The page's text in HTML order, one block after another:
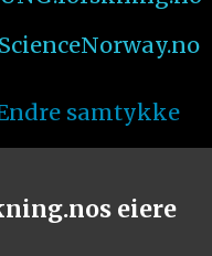
samtykke
eiere